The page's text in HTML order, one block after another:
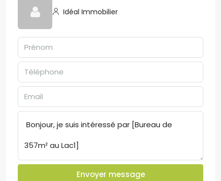
Idéal Immobilier
Envoyer message